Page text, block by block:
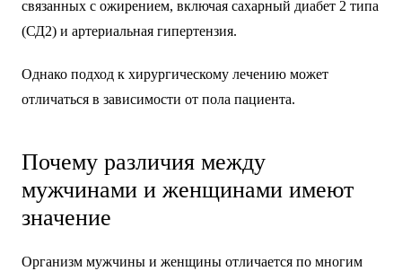
связанных с ожирением, включая сахарный диабет 2 типа
(СД2) и артериальная гипертензия.
Однако подход к хирургическому лечению может
отличаться в зависимости от пола пациента.
Почему различия между
мужчинами и женщинами имеют
значение
Организм мужчины и женщины отличается по многим